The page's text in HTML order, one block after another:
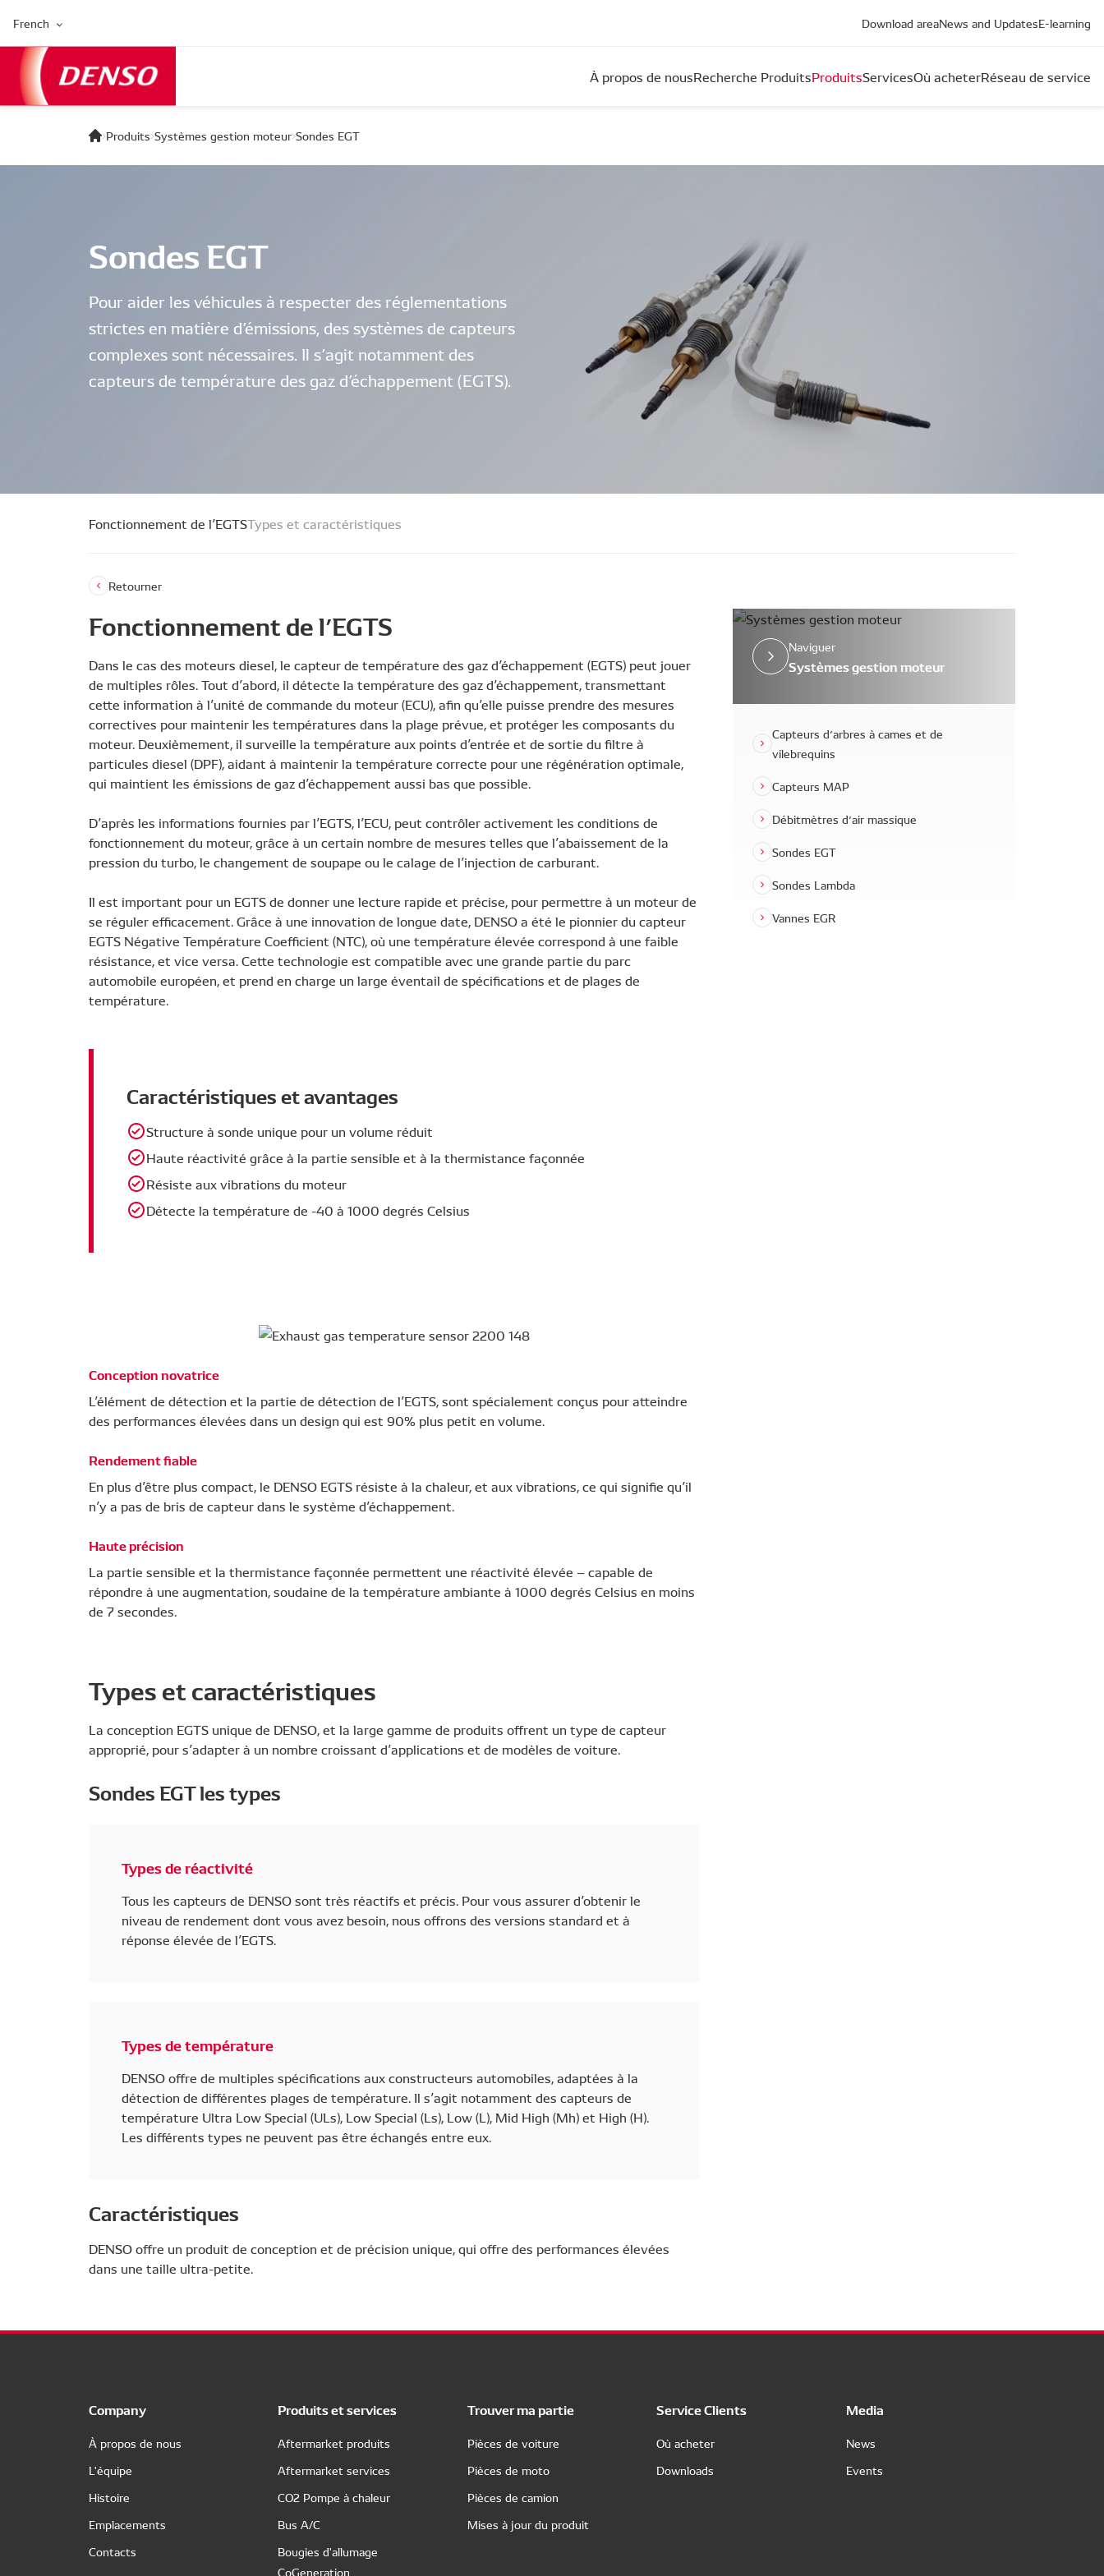
French Download areaNews and UpdatesE-learning
À propos de nousRecherche ProduitsProduitsServicesOù acheterRéseau de service
Produits Systèmes gestion moteur Sondes EGT
Sondes EGT
Pour aider les véhicules à respecter des réglementations
strictes en matière d’émissions, des systèmes de capteurs
complexes sont nécessaires. Il s’agit notamment des
capteurs de température des gaz d’échappement (EGTS).
Fonctionnement de l’EGTSTypes et caractéristiques
Retourner
Fonctionnement de l’EGTS
Dans le cas des moteurs diesel, le capteur de température des gaz d’échappement (EGTS) peut jouer
de multiples rôles. Tout d’abord, il détecte la température des gaz d’échappement, transmettant
cette information à l’unité de commande du moteur (ECU), afin qu’elle puisse prendre des mesures
correctives pour maintenir les températures dans la plage prévue, et protéger les composants du
moteur. Deuxièmement, il surveille la température aux points d’entrée et de sortie du filtre à
particules diesel (DPF), aidant à maintenir la température correcte pour une régénération optimale,
qui maintient les émissions de gaz d’échappement aussi bas que possible.
D’après les informations fournies par l’EGTS, l’ECU, peut contrôler activement les conditions de
fonctionnement du moteur, grâce à un certain nombre de mesures telles que l’abaissement de la
pression du turbo, le changement de soupape ou le calage de l’injection de carburant.
Il est important pour un EGTS de donner une lecture rapide et précise, pour permettre à un moteur de
se réguler efficacement. Grâce à une innovation de longue date, DENSO a été le pionnier du capteur
EGTS Négative Température Coefficient (NTC), où une température élevée correspond à une faible
résistance, et vice versa. Cette technologie est compatible avec une grande partie du parc
automobile européen, et prend en charge un large éventail de spécifications et de plages de
température.
Caractéristiques et avantages
Structure à sonde unique pour un volume réduit
Haute réactivité grâce à la partie sensible et à la thermistance façonnée
Résiste aux vibrations du moteur
Détecte la température de -40 à 1000 degrés Celsius
Conception novatrice
L’élément de détection et la partie de détection de l’EGTS, sont spécialement conçus pour atteindre
des performances élevées dans un design qui est 90% plus petit en volume.
Rendement fiable
En plus d’être plus compact, le DENSO EGTS résiste à la chaleur, et aux vibrations, ce qui signifie qu’il
n’y a pas de bris de capteur dans le système d’échappement.
Haute précision
La partie sensible et la thermistance façonnée permettent une réactivité élevée – capable de
répondre à une augmentation, soudaine de la température ambiante à 1000 degrés Celsius en moins
de 7 secondes.
Types et caractéristiques
La conception EGTS unique de DENSO, et la large gamme de produits offrent un type de capteur
approprié, pour s’adapter à un nombre croissant d’applications et de modèles de voiture.
Sondes EGT les types
Types de réactivité
Tous les capteurs de DENSO sont très réactifs et précis. Pour vous assurer d’obtenir le
niveau de rendement dont vous avez besoin, nous offrons des versions standard et à
réponse élevée de l’EGTS.
Types de température
DENSO offre de multiples spécifications aux constructeurs automobiles, adaptées à la
détection de différentes plages de température. Il s’agit notamment des capteurs de
température Ultra Low Special (ULs), Low Special (Ls), Low (L), Mid High (Mh) et High (H).
Les différents types ne peuvent pas être échangés entre eux.
Caractéristiques
DENSO offre un produit de conception et de précision unique, qui offre des performances élevées
dans une taille ultra-petite.
Naviguer
Systèmes gestion moteur
Capteurs d’arbres à cames et de
vilebrequins
Capteurs MAP
Débitmètres d’air massique
Sondes EGT
Sondes Lambda
Vannes EGR
Company
À propos de nous
L'équipe
Histoire
Emplacements
Contacts
Produits et services
Aftermarket produits
Aftermarket services
CO2 Pompe à chaleur
Bus A/C
Bougies d'allumage
CoGeneration
Trouver ma partie
Pièces de voiture
Pièces de moto
Pièces de camion
Mises à jour du produit
Service Clients
Où acheter
Downloads
Media
News
Events